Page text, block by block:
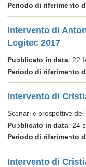
Periodo di riferimento
Intervento di
Logitec 2017
Pubblicato in data: 22
Periodo di riferimento
Intervento di
Scenari e prospettive del
Pubblicato in data: 24
Periodo di riferimento
Intervento di